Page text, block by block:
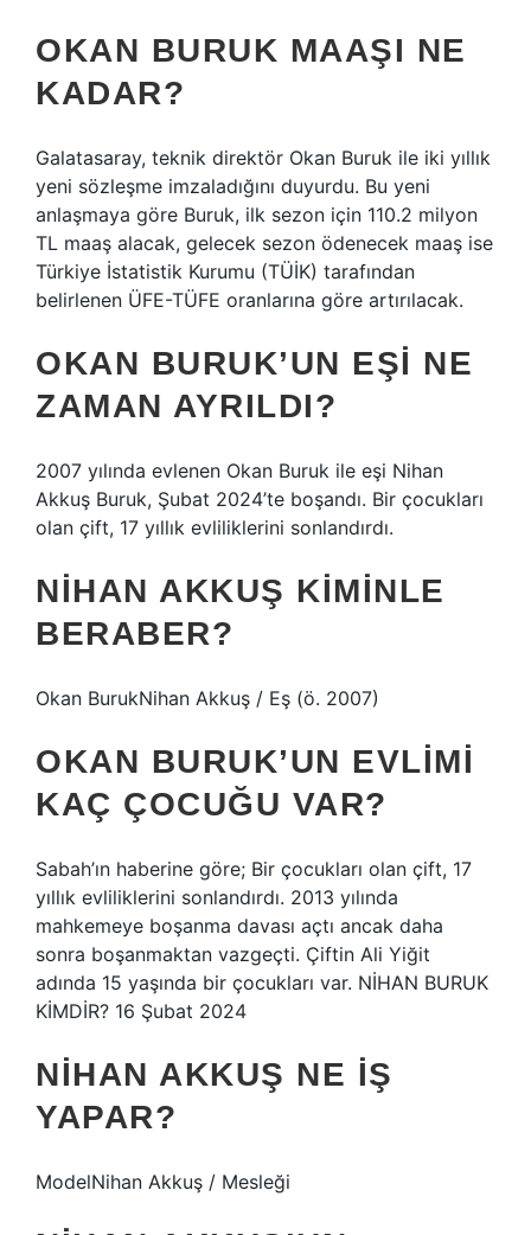
OKAN BURUK MAAŞI NE
KADAR?
Galatasaray, teknik direktör Okan Buruk ile iki yıllık
yeni sözleşme imzaladığını duyurdu. Bu yeni
anlaşmaya göre Buruk, ilk sezon için 110.2 milyon
TL maaş alacak, gelecek sezon ödenecek maaş ise
Türkiye İstatistik Kurumu (TÜİK) tarafından
belirlenen ÜFE-TÜFE oranlarına göre artırılacak.
OKAN BURUK’UN EŞI NE
ZAMAN AYRILDI?
2007 yılında evlenen Okan Buruk ile eşi Nihan
Akkuş Buruk, Şubat 2024’te boşandı. Bir çocukları
olan çift, 17 yıllık evliliklerini sonlandırdı.
NIHAN AKKUŞ KIMINLE
BERABER?
Okan BurukNihan Akkuş / Eş (ö. 2007)
OKAN BURUK’UN EVLIMI
KAÇ ÇOCUĞU VAR?
Sabah’ın haberine göre; Bir çocukları olan çift, 17
yıllık evliliklerini sonlandırdı. 2013 yılında
mahkemeye boşanma davası açtı ancak daha
sonra boşanmaktan vazgeçti. Çiftin Ali Yiğit
adında 15 yaşında bir çocukları var. NİHAN BURUK
KİMDİR? 16 Şubat 2024
NIHAN AKKUŞ NE IŞ
YAPAR?
ModelNihan Akkuş / Mesleği